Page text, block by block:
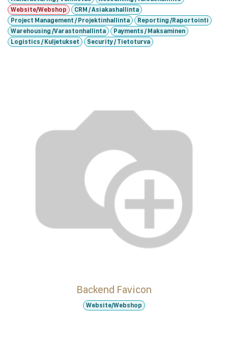
Website/Webshop
CRM / Asiakashallinta
Project Management / Projektinhallinta
Reporting /Raportointi
Warehousing /Varastonhallinta
Payments / Maksaminen
Logistics / Kuljetukset
Security / Tietoturva
Backend Favicon
Website/Webshop